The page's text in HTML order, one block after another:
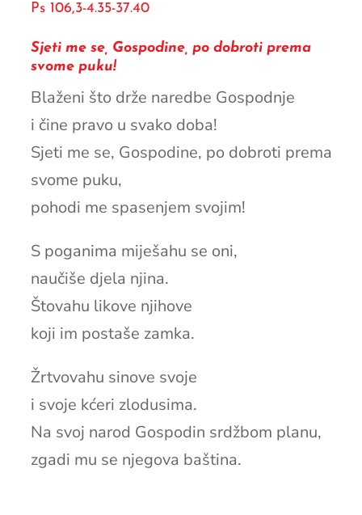
Ps 106,3-4.35-37.40
Sjeti me se, Gospodine, po dobroti prema
svome puku!
Blaženi što drže naredbe Gospodnje
i čine pravo u svako doba!
Sjeti me se, Gospodine, po dobroti prema
svome puku,
pohodi me spasenjem svojim!
S poganima miješahu se oni,
naučiše djela njina.
Štovahu likove njihove
koji im postaše zamka.
Žrtvovahu sinove svoje
i svoje kćeri zlodusima.
Na svoj narod Gospodin srdžbom planu,
zgadi mu se njegova baština.